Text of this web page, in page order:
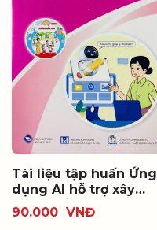
Tài liệu tập huấn Ứng
dụng AI hỗ trợ xây
dựng kế hoạch giáo
dục nhà trường mầm
90.000 VNĐ